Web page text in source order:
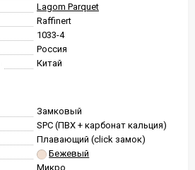
Lagom Parquet
Raffinert
1033-4
Россия
Китай
Замковый
SPC (ПВХ + карбонат кальция)
Плавающий (click замок)
Бежевый
Микро